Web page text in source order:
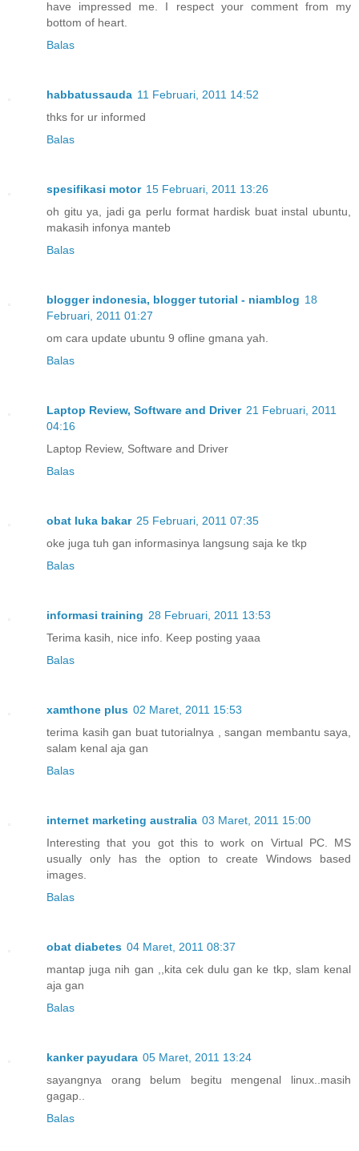
have impressed me. I respect your comment from my
bottom of heart.
Balas
habbatussauda 11 Februari, 2011 14:52
thks for ur informed
Balas
spesifikasi motor 15 Februari, 2011 13:26
oh gitu ya, jadi ga perlu format hardisk buat instal ubuntu,
makasih infonya manteb
Balas
blogger indonesia, blogger tutorial - niamblog 18
Februari, 2011 01:27
om cara update ubuntu 9 ofline gmana yah.
Balas
Laptop Review, Software and Driver 21 Februari, 2011
04:16
Laptop Review, Software and Driver
Balas
obat luka bakar 25 Februari, 2011 07:35
oke juga tuh gan informasinya langsung saja ke tkp
Balas
informasi training 28 Februari, 2011 13:53
Terima kasih, nice info. Keep posting yaaa
Balas
xamthone plus 02 Maret, 2011 15:53
terima kasih gan buat tutorialnya , sangan membantu saya,
salam kenal aja gan
Balas
internet marketing australia 03 Maret, 2011 15:00
Interesting that you got this to work on Virtual PC. MS
usually only has the option to create Windows based
images.
Balas
obat diabetes 04 Maret, 2011 08:37
mantap juga nih gan ,,kita cek dulu gan ke tkp, slam kenal
aja gan
Balas
kanker payudara 05 Maret, 2011 13:24
sayangnya orang belum begitu mengenal linux..masih
gagap..
Balas